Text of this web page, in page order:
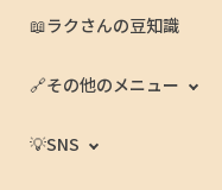
📖ラクさんの豆知識
🔗その他のメニュー
💡SNS